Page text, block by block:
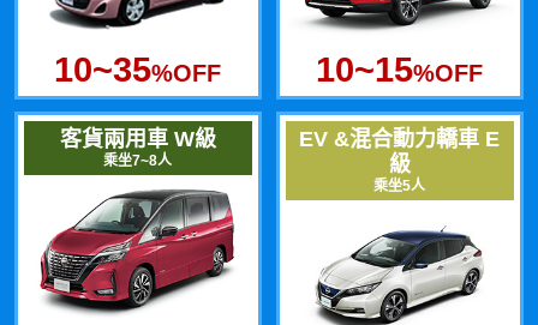
10~35%OFF 10~15%OFF
客貨兩用車 W級
乘坐7~8人
EV &混合動力轎車 E
級
乘坐5人